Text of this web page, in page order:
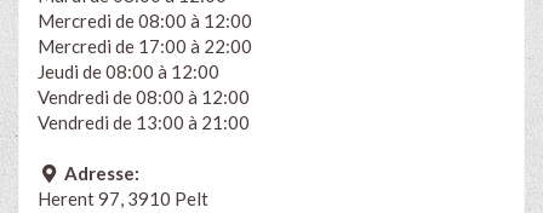
Mercredi de 08:00 à 12:00
Mercredi de 17:00 à 22:00
Jeudi de 08:00 à 12:00
Vendredi de 08:00 à 12:00
Vendredi de 13:00 à 21:00
Adresse:
Herent 97, 3910 Pelt